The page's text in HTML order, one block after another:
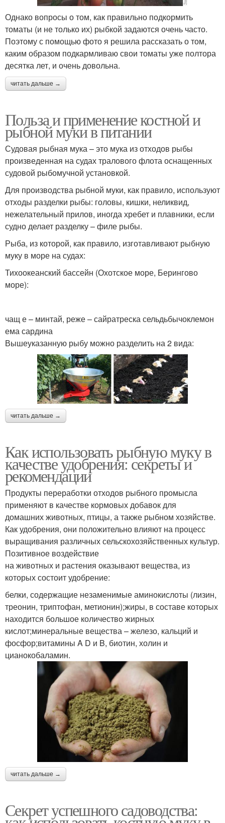
Однако вопросы о том, как правильно подкормить
томаты (и не только их) рыбкой задаются очень часто.
Поэтому с помощью фото я решила рассказать о том,
каким образом подкармливаю свои томаты уже полтора
десятка лет, и очень довольна.
читать дальше →
Польза и применение костной и
рыбной муки в питании
Судовая рыбная мука – это мука из отходов рыбы
произведенная на судах тралового флота оснащенных
судовой рыбомучной установкой.
Для производства рыбной муки, как правило, используют
отходы разделки рыбы: головы, кишки, неликвид,
нежелательный прилов, иногда хребет и плавники, если
судно делает разделку – филе рыбы.
Рыба, из которой, как правило, изготавливают рыбную
муку в море на судах:
Тихоокеанский бассейн (Охотское море, Берингово
море):
чащ е – минтай, реже – сайратреска сельдьбычоклемон
ема сардина
Вышеуказанную рыбу можно разделить на 2 вида:
читать дальше →
Как использовать рыбную муку в
качестве удобрения: секреты и
рекомендации
Продукты переработки отходов рыбного промысла
применяют в качестве кормовых добавок для
домашних животных, птицы, а также рыбном хозяйстве.
Как удобрения, они положительно влияют на процесс
выращивания различных сельскохозяйственных культур.
Позитивное воздействие
на животных и растения оказывают вещества, из
которых состоит удобрение:
белки, содержащие незаменимые аминокислоты (лизин,
треонин, триптофан, метионин);жиры, в составе которых
находится большое количество жирных
кислот;минеральные вещества – железо, кальций и
фосфор;витамины A D и B, биотин, холин и
цианокобаламин.
читать дальше →
Секрет успешного садоводства: